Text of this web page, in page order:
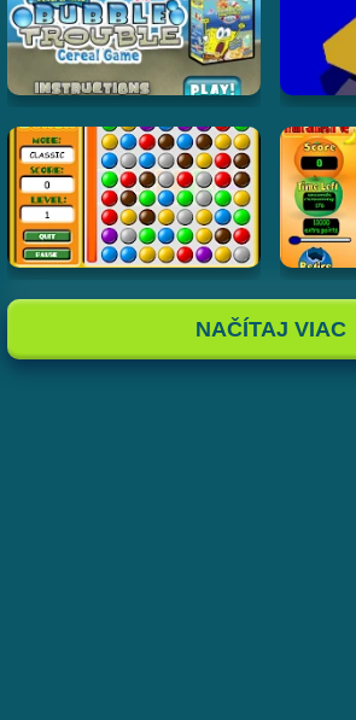
NAČÍTAJ VIAC